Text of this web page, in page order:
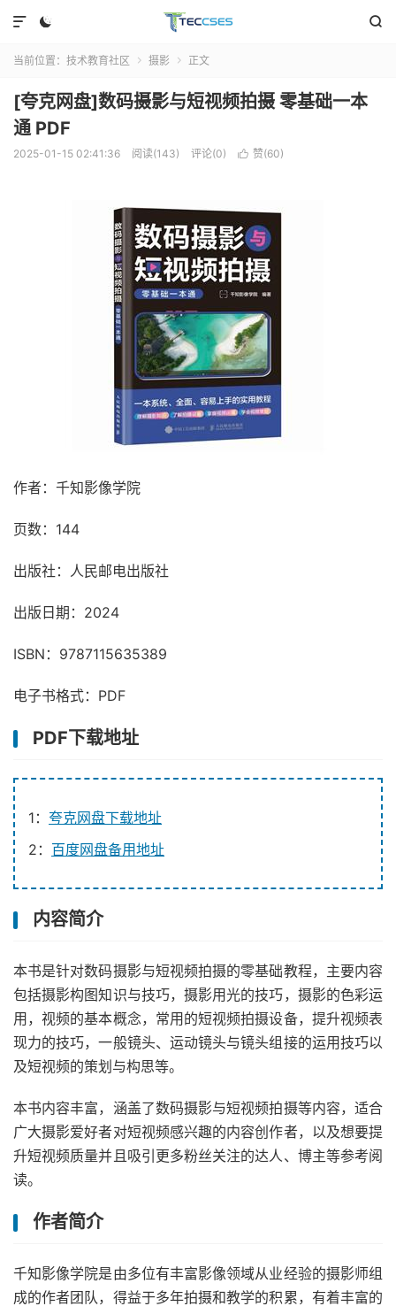
 

当前位置： 技术教育社区  摄影  正文
[夸克网盘]数码摄影与短视频拍摄 零基础一本
通 PDF
2025-01-15 02:41:36 阅读(143) 评论(0)  赞(60)
作者：千知影像学院
页数：144
出版社：人民邮电出版社
出版日期：2024
ISBN：9787115635389
电子书格式：PDF
PDF下载地址
1： 夸克网盘下载地址
2： 百度网盘备用地址
内容简介
本书是针对数码摄影与短视频拍摄的零基础教程，主要内容
包括摄影构图知识与技巧，摄影用光的技巧，摄影的色彩运
用，视频的基本概念，常用的短视频拍摄设备，提升视频表
现力的技巧，一般镜头、运动镜头与镜头组接的运用技巧以
及短视频的策划与构思等。
本书内容丰富，涵盖了数码摄影与短视频拍摄等内容，适合
广大摄影爱好者对短视频感兴趣的内容创作者，以及想要提
升短视频质量并且吸引更多粉丝关注的达人、博主等参考阅
读。
作者简介
千知影像学院是由多位有丰富影像领域从业经验的摄影师组
成的作者团队，得益于多年拍摄和教学的积累，有着丰富的